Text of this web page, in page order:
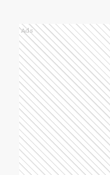
Ads